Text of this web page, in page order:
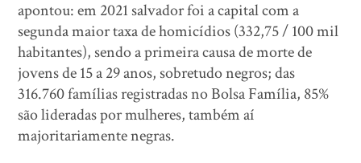
apontou: em 2021 salvador foi a capital com a
segunda maior taxa de homicídios (332,75 / 100 mil
habitantes), sendo a primeira causa de morte de
jovens de 15 a 29 anos, sobretudo negros; das
316.760 famílias registradas no Bolsa Família, 85%
são lideradas por mulheres, também aí
majoritariamente negras.